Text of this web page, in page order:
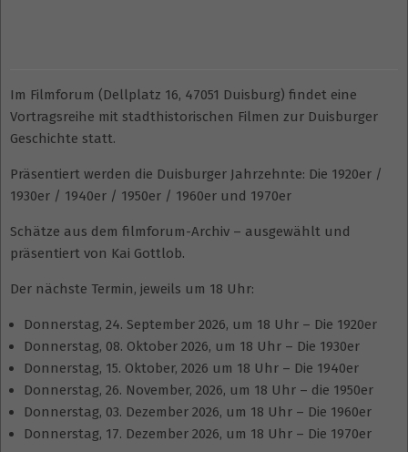
Im Filmforum (Dellplatz 16, 47051 Duisburg) findet eine
Vortragsreihe mit stadthistorischen Filmen zur Duisburger
Geschichte statt.
Präsentiert werden die Duisburger Jahrzehnte: Die 1920er /
1930er / 1940er / 1950er / 1960er und 1970er
Schätze aus dem filmforum-Archiv – ausgewählt und
präsentiert von Kai Gottlob.
Der nächste Termin, jeweils um 18 Uhr:
Donnerstag, 24. September 2026, um 18 Uhr – Die 1920er
Donnerstag, 08. Oktober 2026, um 18 Uhr – Die 1930er
Donnerstag, 15. Oktober, 2026 um 18 Uhr – Die 1940er
Donnerstag, 26. November, 2026, um 18 Uhr – die 1950er
Donnerstag, 03. Dezember 2026, um 18 Uhr – Die 1960er
Donnerstag, 17. Dezember 2026, um 18 Uhr – Die 1970er